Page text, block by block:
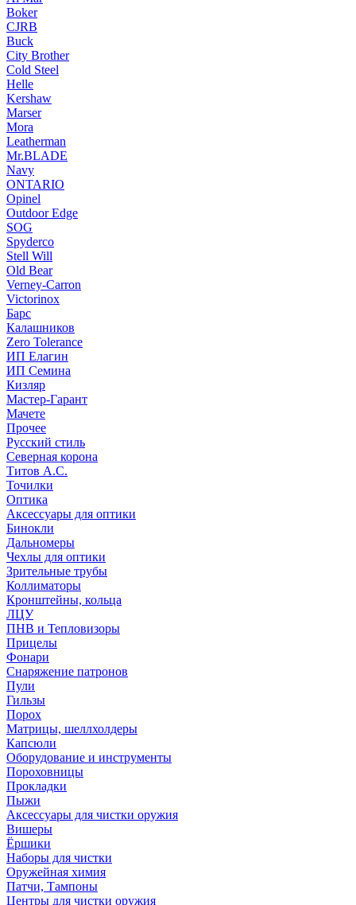
Boker
CJRB
Buck
City Brother
Cold Steel
Helle
Kershaw
Marser
Mora
Leatherman
Mr.BLADE
Navy
ONTARIO
Opinel
Outdoor Edge
SOG
Spyderco
Stell Will
Old Bear
Verney-Carron
Victorinox
Барс
Калашников
Zero Tolerance
ИП Елагин
ИП Семина
Кизляр
Мастер-Гарант
Мачете
Прочее
Русский стиль
Северная корона
Титов А.С.
Точилки
Оптика
Аксессуары для оптики
Бинокли
Дальномеры
Чехлы для оптики
Зрительные трубы
Коллиматоры
Кронштейны, кольца
ЛЦУ
ПНВ и Тепловизоры
Прицелы
Фонари
Снаряжение патронов
Пули
Гильзы
Порох
Матрицы, шеллхолдеры
Капсюли
Оборудование и инструменты
Пороховницы
Прокладки
Пыжи
Аксессуары для чистки оружия
Вишеры
Ёршики
Наборы для чистки
Оружейная химия
Патчи, Тампоны
Центры для чистки оружия